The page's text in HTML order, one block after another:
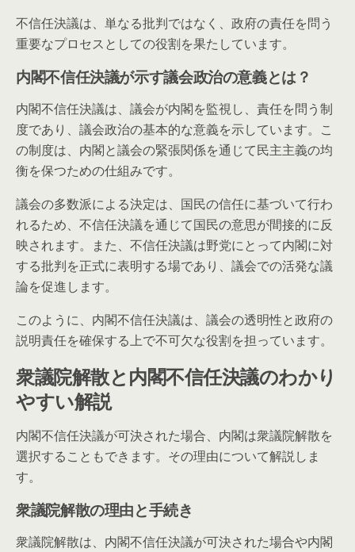
不信任決議は、単なる批判ではなく、政府の責任を問う
重要なプロセスとしての役割を果たしています。
内閣不信任決議が示す議会政治の意義とは？
内閣不信任決議は、議会が内閣を監視し、責任を問う制
度であり、議会政治の基本的な意義を示しています。こ
の制度は、内閣と議会の緊張関係を通じて民主主義の均
衡を保つための仕組みです。
議会の多数派による決定は、国民の信任に基づいて行わ
れるため、不信任決議を通じて国民の意思が間接的に反
映されます。また、不信任決議は野党にとって内閣に対
する批判を正式に表明する場であり、議会での活発な議
論を促進します。
このように、内閣不信任決議は、議会の透明性と政府の
説明責任を確保する上で不可欠な役割を担っています。
衆議院解散と内閣不信任決議のわかり
やすい解説
内閣不信任決議が可決された場合、内閣は衆議院解散を
選択することもできます。その理由について解説しま
す。
衆議院解散の理由と手続き
衆議院解散は、内閣不信任決議が可決された場合や内閣